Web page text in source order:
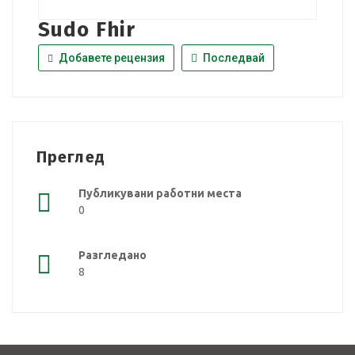
Sudo Fhir
Добавете рецензия Последвай
Преглед
Публикувани работни места
0
Разгледано
8